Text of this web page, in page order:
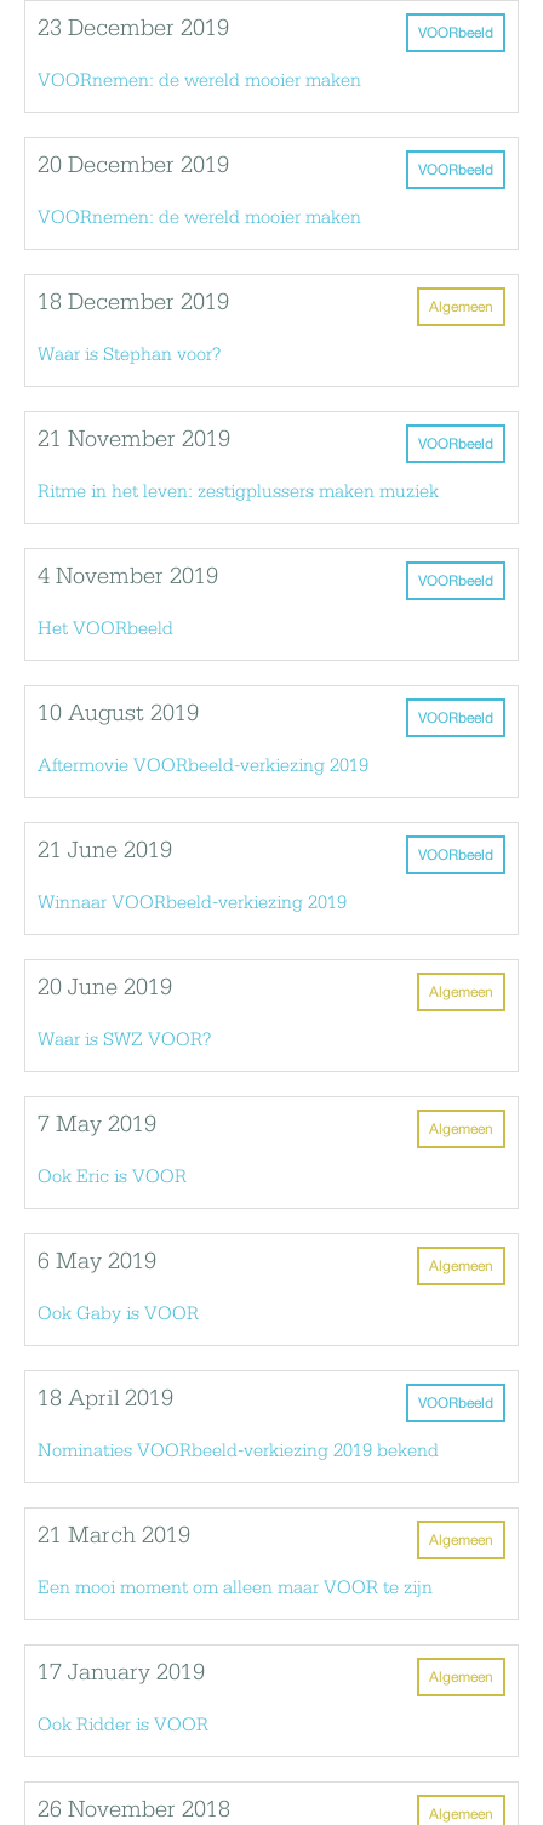
VOORbeeld
23 December 2019
VOORnemen: de wereld mooier maken
VOORbeeld
20 December 2019
VOORnemen: de wereld mooier maken
Algemeen
18 December 2019
Waar is Stephan voor?
VOORbeeld
21 November 2019
Ritme in het leven: zestigplussers maken muziek
VOORbeeld
4 November 2019
Het VOORbeeld
VOORbeeld
10 August 2019
Aftermovie VOORbeeld-verkiezing 2019
VOORbeeld
21 June 2019
Winnaar VOORbeeld-verkiezing 2019
Algemeen
20 June 2019
Waar is SWZ VOOR?
Algemeen
7 May 2019
Ook Eric is VOOR
Algemeen
6 May 2019
Ook Gaby is VOOR
VOORbeeld
18 April 2019
Nominaties VOORbeeld-verkiezing 2019 bekend
Algemeen
21 March 2019
Een mooi moment om alleen maar VOOR te zijn
Algemeen
17 January 2019
Ook Ridder is VOOR
Algemeen
26 November 2018